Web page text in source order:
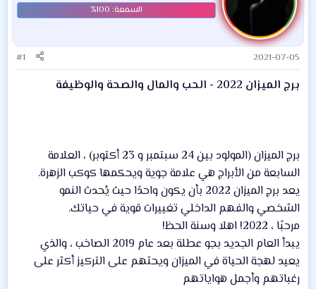
2021-07-05
#1
برج الميزان 2022 - الحب والمال والصحة والوظيفة
برج الميزان (المولود بين 24 سبتمبر و 23 أكتوبر) ، العلامة
السابعة من الأبراج هي علامة جوية ويحكمها كوكب الزهرة.
يعد برج الميزان 2022 بأن يكون واحدًا حيث يُحدث النمو
الشخصي والفهم الداخلي تغييرات قوية في حياتك.
مرحبًا ، 2022! اهلا وسنة الحظ!
يبدأ العام الجديد بجو عطلة بعد عام 2019 الصاخب ، والذي
يعيد لهجة الحياة في الميزان ويحثهم على التركيز أكثر على
رغباتهم وأجمل هواياتهم